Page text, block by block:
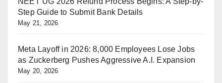
Step Guide to Submit Bank Details
May 21, 2026
Meta Layoff in 2026: 8,000 Employees Lose Jobs
as Zuckerberg Pushes Aggressive A.I. Expansion
May 20, 2026